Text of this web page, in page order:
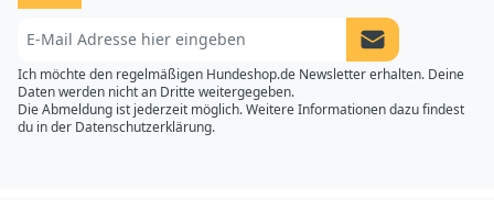
Newsletter
Ich möchte den regelmäßigen Hundeshop.de Newsletter erhalten. Deine
Daten werden nicht an Dritte weitergegeben.
Die Abmeldung ist jederzeit möglich. Weitere Informationen dazu findest
du in der Datenschutzerklärung.